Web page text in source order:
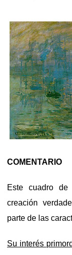
COMENTARIO
Este cuadro de
creación
parte de las
Su interés